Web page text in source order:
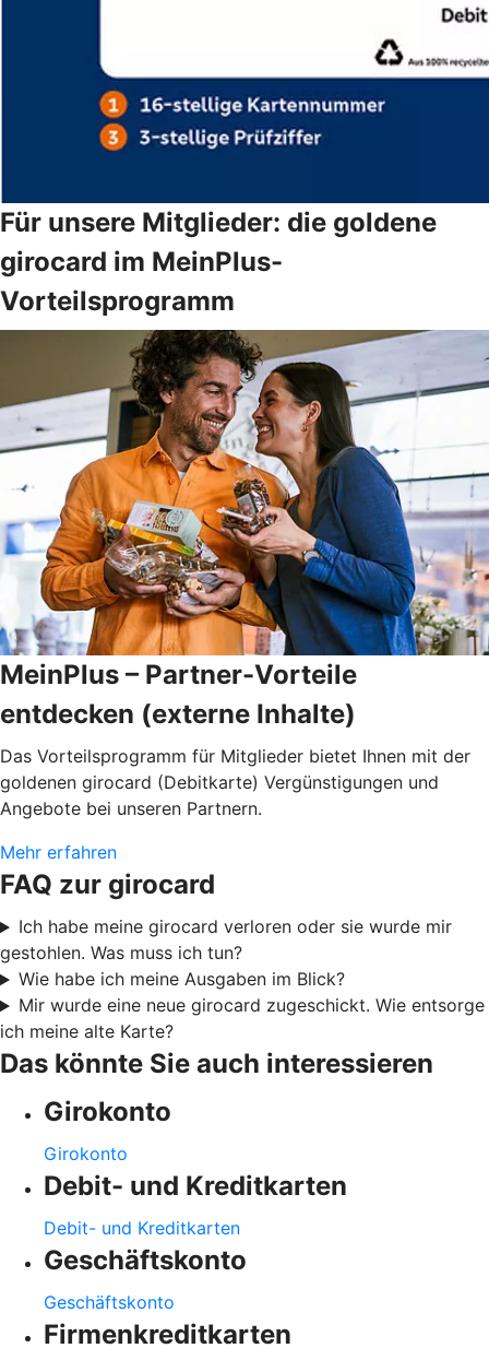
Für unsere Mitglieder: die goldene
girocard im MeinPlus-
Vorteilsprogramm
MeinPlus – Partner-Vorteile
entdecken (externe Inhalte)
Das Vorteilsprogramm für Mitglieder bietet Ihnen mit der
goldenen girocard (Debitkarte) Vergünstigungen und
Angebote bei unseren Partnern.
Mehr erfahren
FAQ zur girocard
Ich habe meine girocard verloren oder sie wurde mir
gestohlen. Was muss ich tun?
Wie habe ich meine Ausgaben im Blick?
Mir wurde eine neue girocard zugeschickt. Wie entsorge
ich meine alte Karte?
Das könnte Sie auch interessieren
Girokonto
Girokonto
Debit- und Kreditkarten
Debit- und Kreditkarten
Geschäftskonto
Geschäftskonto
Firmenkreditkarten